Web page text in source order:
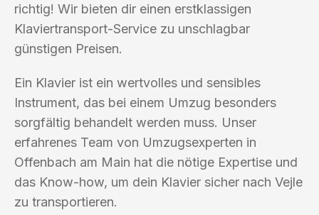
richtig! Wir bieten dir einen erstklassigen
Klaviertransport-Service zu unschlagbar
günstigen Preisen.
Ein Klavier ist ein wertvolles und sensibles
Instrument, das bei einem Umzug besonders
sorgfältig behandelt werden muss. Unser
erfahrenes Team von Umzugsexperten in
Offenbach am Main hat die nötige Expertise und
das Know-how, um dein Klavier sicher nach Vejle
zu transportieren.